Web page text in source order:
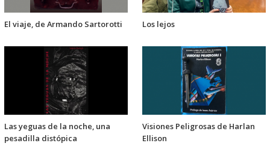
El viaje, de Armando Sartorotti Los lejos
Las yeguas de la noche, una
pesadilla distópica
Visiones Peligrosas de Harlan
Ellison